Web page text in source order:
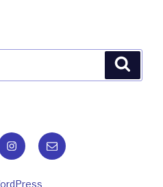
InstagramEmail